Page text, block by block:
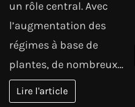
un rôle central. Avec
l’augmentation des
régimes à base de
plantes, de nombreux…
Lire l'article